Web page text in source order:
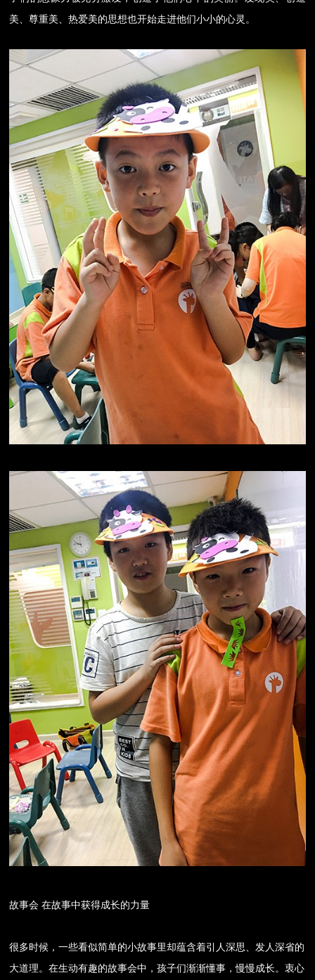
美、尊重美、热爱美的思想也开始走进他们小小的心灵。
故事会 在故事中获得成长的力量
很多时候，一些看似简单的小故事里却蕴含着引人深思、发人深省的
大道理。在生动有趣的故事会中，孩子们渐渐懂事，慢慢成长。衷心